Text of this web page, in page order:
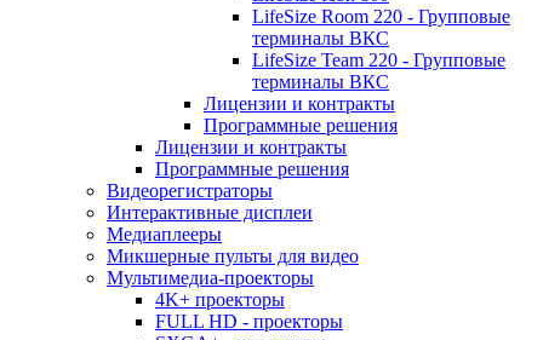
LifeSize Room 220 - Групповые
терминалы ВКС
LifeSize Team 220 - Групповые
терминалы ВКС
Лицензии и контракты
Программные решения
Лицензии и контракты
Программные решения
Видеорегистраторы
Интерактивные дисплеи
Медиаплееры
Микшерные пульты для видео
Мультимедиа-проекторы
4K+ проекторы
FULL HD - проекторы